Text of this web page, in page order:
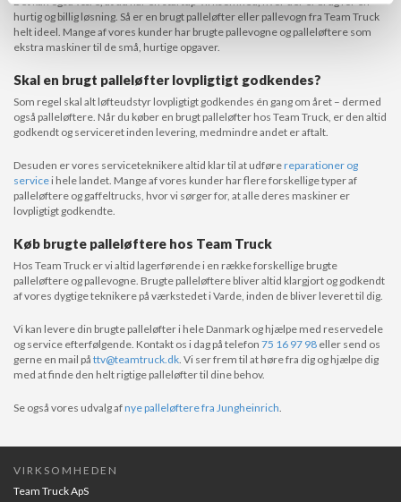
hurtig og billig løsning. Så er en brugt palleløfter eller pallevogn fra Team Truck
helt ideel. Mange af vores kunder har brugte pallevogne og palleløftere som
ekstra maskiner til de små, hurtige opgaver.
Skal en brugt palleløfter lovpligtigt godkendes?
Som regel skal alt løfteudstyr lovpligtigt godkendes én gang om året – dermed
også palleløftere. Når du køber en brugt palleløfter hos Team Truck, er den altid
godkendt og serviceret inden levering, medmindre andet er aftalt.
Desuden er vores serviceteknikere altid klar til at udførereparationer og
service i hele landet. Mange af vores kunder har flere forskellige typer af
palleløftere og gaffeltrucks, hvor vi sørger for, at alle deres maskiner er
lovpligtigt godkendte.
Køb brugte palleløftere hos Team Truck
Hos Team Truck er vi altid lagerførende i en række forskellige brugte
palleløftere og pallevogne. Brugte palleløftere bliver altid klargjort og godkendt
af vores dygtige teknikere på værkstedet i Varde, inden de bliver leveret til dig.
Vi kan levere din brugte palleløfter i hele Danmark og hjælpe med reservedele
og service efterfølgende. Kontakt os i dag på telefon 75 16 97 98 eller send os
gerne en mail på ttv@teamtruck.dk. Vi ser frem til at høre fra dig og hjælpe dig
med at finde den helt rigtige palleløfter til dine behov.
Se også vores udvalg afnye palleløftere fra Jungheinrich.
VIRKSOMHEDEN
Team Truck ApS